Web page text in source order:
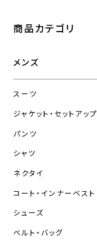
商品カテゴリ
メンズ
スーツ
ジャケット・セットアップ
パンツ
シャツ
ネクタイ
コート・インナーベスト
シューズ
ベルト・バッグ